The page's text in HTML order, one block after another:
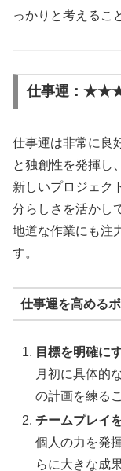
っかりと考えるこ
仕事運：
仕事運は非常に良
と独創性を発揮し
新しいプロジェク
分らしさを活かし
地道な作業にも注
す。
仕事運を高める
目標を明確に
月初に具体的
の計画を練る
チームプレイ
個人の力を発
らに大きな成